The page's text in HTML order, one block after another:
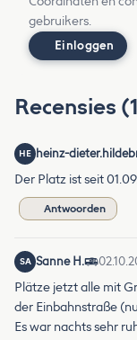
gebruikers.
Einloggen
Recensies
HE heinz-
Der Platz ist seit
Antwoorden
SA Sanne H.
Plätze jetzt alle mit
der Einbahnstraße
Es war nachts sehr